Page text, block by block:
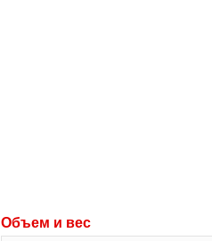
Объем и вес